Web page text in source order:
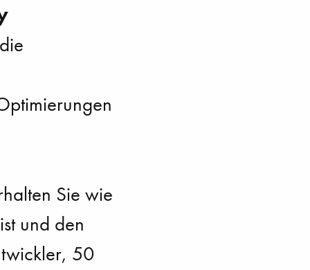
Sie wie
und den
50